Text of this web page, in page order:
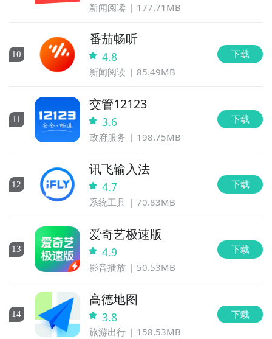
新闻阅读 177.71MB
10
番茄畅听
4.8
新闻阅读 85.49MB
下载
11
交管12123
3.6
政府服务 198.75MB
下载
12
讯飞输入法
4.7
系统工具 70.83MB
下载
13
爱奇艺极速版
4.9
影音播放 50.53MB
下载
14
高德地图
3.8
旅游出行 158.53MB
下载